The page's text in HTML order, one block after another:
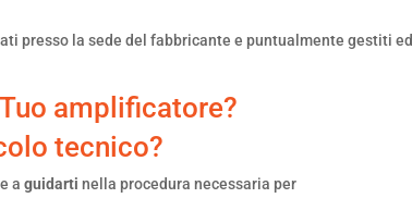
presso la sede del fabbricante e puntualmente gestiti ed
amplificatore?
tecnico?
aguidarti nella procedura necessaria per